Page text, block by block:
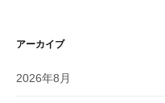
アーカイブ
2026年8月